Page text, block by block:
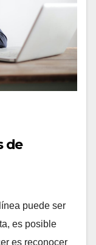
de
puede ser
es posible
es reconocer